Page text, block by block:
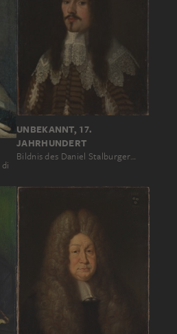
UNBEKANNT, 17.
JAHRHUNDERT
Bildnis des Daniel Stalburger…